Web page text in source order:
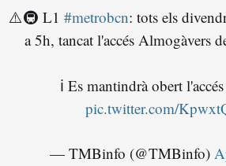
⚠️🚇 L1 #metrobcn: tots els
a 5h, tancat l'accés Almogàvers
ℹ️ Es mantindrà obert
pic.twitter.com/
— TMBinfo (@TMBinfo)